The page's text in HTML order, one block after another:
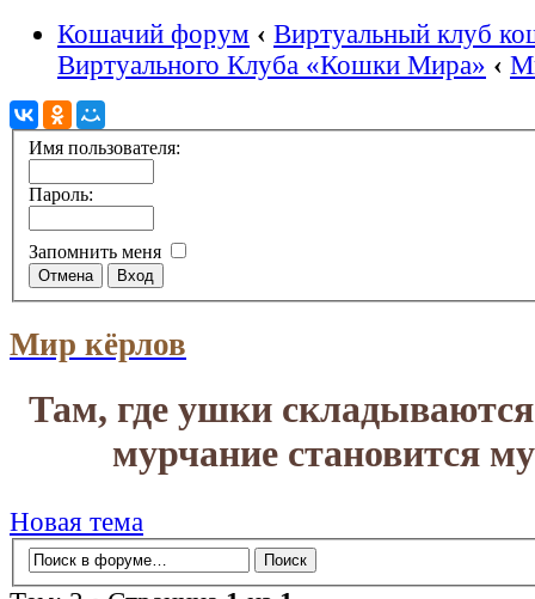
Кошачий форум ‹ Виртуальный клуб
Виртуального Клуба «Кошки Мира» ‹
Имя пользователя:
Пароль:
Запомнить меня
Мир кёрлов
Там, где ушки
мурчание становится
Новая тема